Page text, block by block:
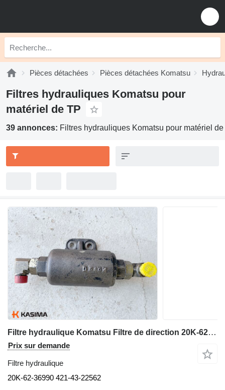
Pièces détachées Pièces détachées Komatsu
Filtres hydrauliques Komatsu pour
matériel de TP
39 annonces: Filtres hydrauliques Komatsu pour matériel
Filtre hydraulique Komatsu Filtre de direction 20K-62-36990 421-43-22562 pour excavateur Komatsu PW160-7H
Prix sur demande
Filtre hydraulique
20K-62-36990 421-43-22562